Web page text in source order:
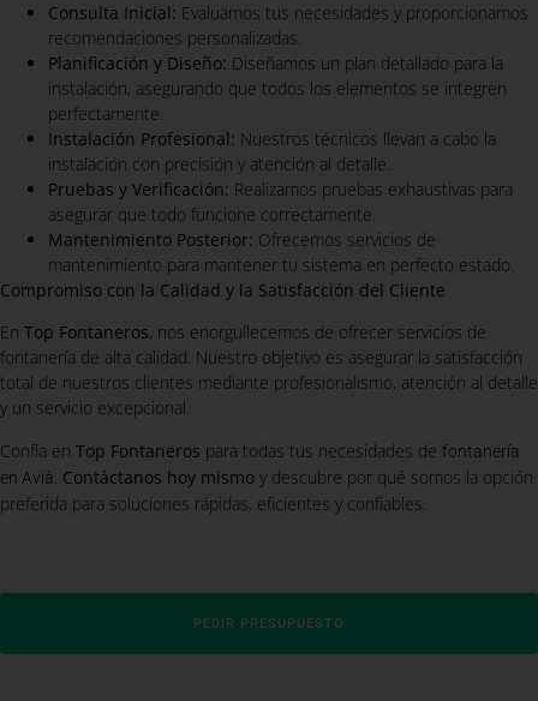
Consulta Inicial: Evaluamos tus necesidades y proporcionamos
recomendaciones personalizadas.
Planificación y Diseño: Diseñamos un plan detallado para la
instalación, asegurando que todos los elementos se integren
perfectamente.
Instalación Profesional: Nuestros técnicos llevan a cabo la
instalación con precisión y atención al detalle.
Pruebas y Verificación: Realizamos pruebas exhaustivas para
asegurar que todo funcione correctamente.
Mantenimiento Posterior: Ofrecemos servicios de
mantenimiento para mantener tu sistema en perfecto estado.
Compromiso con la Calidad y la Satisfacción del Cliente
En Top Fontaneros, nos enorgullecemos de ofrecer servicios de
fontanería de alta calidad. Nuestro objetivo es asegurar la satisfacción
total de nuestros clientes mediante profesionalismo, atención al detalle
y un servicio excepcional.
Confía en Top Fontaneros para todas tus necesidades de fontanería
en Avià. Contáctanos hoy mismo y descubre por qué somos la opción
preferida para soluciones rápidas, eficientes y confiables.
PEDIR PRESUPUESTO